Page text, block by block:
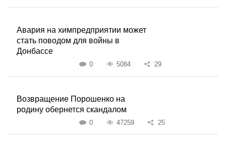
Авария на химпредприятии может
стать поводом для войны в
Донбассе
0 5084 29
Возвращение Порошенко на
родину обернется скандалом
0 47259 25